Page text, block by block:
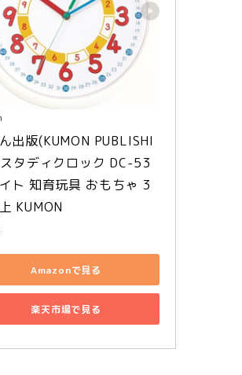
出版(KUMON PUBLISHI
タディクロック DC-53
ト 知育玩具 おもちゃ 3
KUMON
Amazonで見る
楽天市場で見る